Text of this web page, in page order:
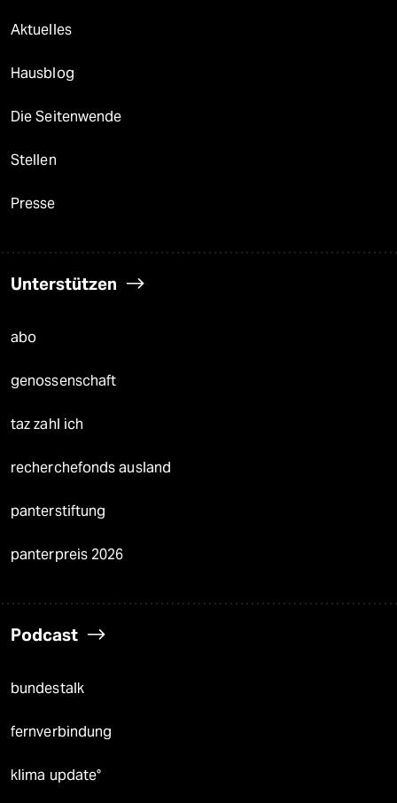
Aktuelles
Hausblog
Die Seitenwende
Stellen
Presse
Unterstützen
abo
genossenschaft
taz zahl ich
recherchefonds ausland
panterstiftung
panterpreis 2026
Podcast
bundestalk
fernverbindung
klima update°